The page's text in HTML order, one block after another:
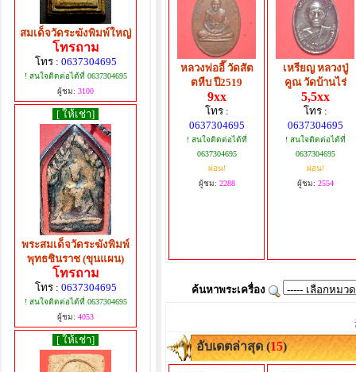
สมเด็จวัดระฆังพิมพ์ใหญ่
โทรถาม
โทร : 0637304695
! สนใจติดต่อได้ที่ 0637304695
ผู้ชม: 3100
[ ให้เช่า]
พระสมเด็จวัดระฆังพิมพ์
พุทธชินราช (ขุนแผน)
โทรถาม
โทร : 0637304695
! สนใจติดต่อได้ที่ 0637304695
ผู้ชม: 4053
[ ให้เช่า]
หลวงพ่ออี๊ วัดสัต
ตหีบ ปี2519
9xx
โทร :
0637304695
! สนใจติดต่อได้ที่
0637304695
ผ่อน!
ผู้ชม: 2288
เหรียญ หลวงปู่
คูณ วัดบ้านไร่
5,5xx
โทร :
0637304695
! สนใจติดต่อได้ที่
0637304695
ผ่อน!
ผู้ชม: 2554
ค้นหาพระเครื่อง
อับเดตล่าสุด (15)